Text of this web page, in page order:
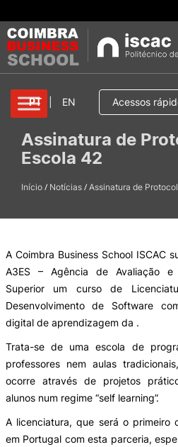
Cursos
Aluno/a
Serviços
Internacional
Candidaturas
Laboratórios
Investigação e Projetos
Eco-Escola & Eco-
PT EN Acessos
Pesquisar
Assinatura de
Escola 42
Início / Notícias /Assinatura de
A Coimbra Business School ISCAC
A3ES – Agência de Avaliação e
Superior um curso de
Desenvolvimento de Software
digital de aprendizagem da .
Trata-se de uma escola de
professores nem aulas
ocorre através de projetos
alunos num regime “self learning”.
A licenciatura, que será o primeiro
em Portugal com esta parceria,